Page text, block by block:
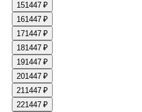
151447 ₽
161447 ₽
171447 ₽
181447 ₽
191447 ₽
201447 ₽
211447 ₽
221447 ₽